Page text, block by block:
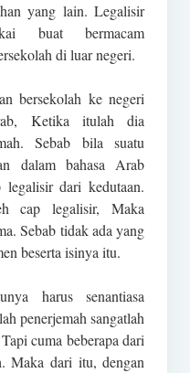
yang lain. Legalisir
buat bermacam
di luar negeri.
bersekolah ke negeri
Ketika itulah dia
Sebab bila suatu
dalam bahasa Arab
dari kedutaan.
cap legalisir, Maka
Sebab tidak ada yang
beserta isinya itu.
harus senantiasa
penerjemah sangatlah
cuma beberapa dari
Maka dari itu, dengan